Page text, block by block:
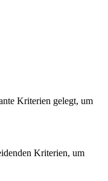
Kriterien gelegt, um
Kriterien, um